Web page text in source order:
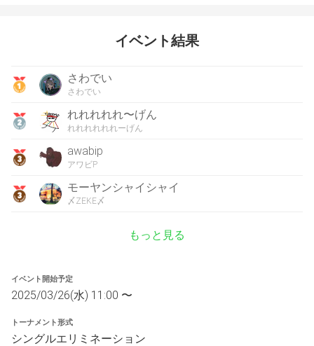
イベント結果
さわでい
さわでい
れれれれれ〜げん
れれれれれれーげん
awabip
アワビP
モーヤンシャイシャイ
〆ZEKE〆
もっと見る
イベント開始予定
2025/03/26(水) 11:00 〜
トーナメント形式
シングルエリミネーション